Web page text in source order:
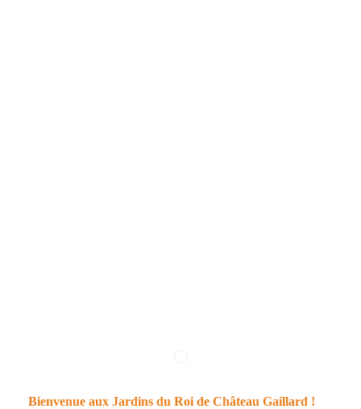
Bienvenue aux Jardins du Roi de Château Gaillard !